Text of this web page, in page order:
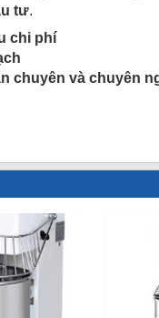
tư.
chi phí
chuyên và chuyên